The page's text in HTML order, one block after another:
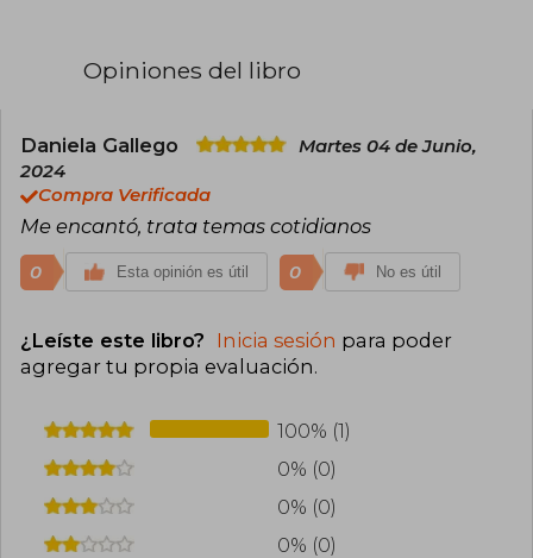
Opiniones del libro
Daniela Gallego
Martes 04 de Junio,
2024
Compra Verificada
Me encantó, trata temas cotidianos
0 Esta opinión es útil 0 No es útil
¿Leíste este libro? Inicia sesión para poder
agregar tu propia evaluación.
100% (1)
0% (0)
0% (0)
0% (0)